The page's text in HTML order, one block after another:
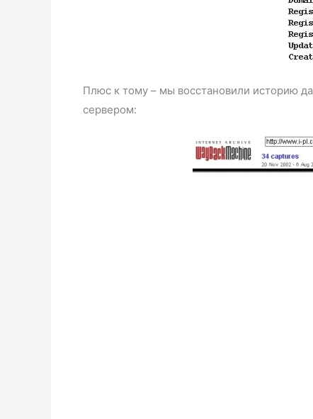
Плюс к тому – мы восстановили историю
сервером: